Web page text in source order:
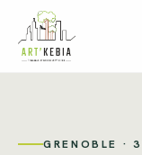
Aller au contenu
GRENOBLE ·